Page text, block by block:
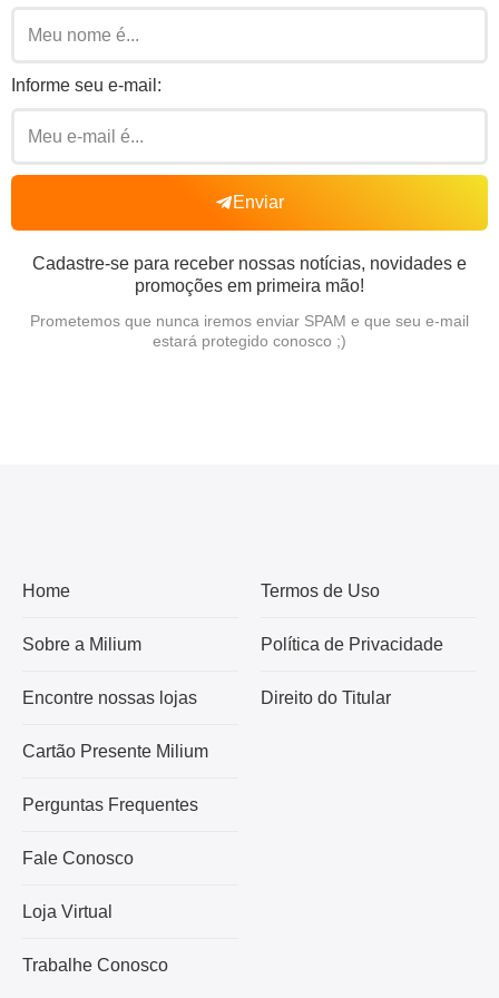
Informe seu e-mail:
Enviar
Cadastre-se para receber nossas notícias, novidades e
promoções em primeira mão!
Prometemos que nunca iremos enviar SPAM e que seu e-mail
estará protegido conosco ;)
Home
Sobre a Milium
Encontre nossas lojas
Cartão Presente Milium
Perguntas Frequentes
Fale Conosco
Loja Virtual
Trabalhe Conosco
Termos de Uso
Política de Privacidade
Direito do Titular